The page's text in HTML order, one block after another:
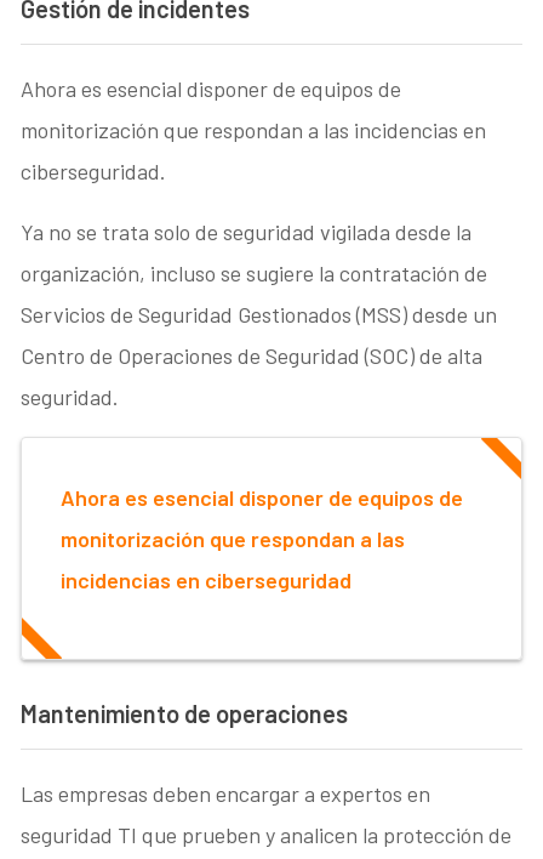
Gestión de incidentes
Ahora es esencial disponer de equipos de
monitorización que respondan a las incidencias en
ciberseguridad.
Ya no se trata solo de seguridad vigilada desde la
organización, incluso se sugiere la contratación de
Servicios de Seguridad Gestionados (MSS) desde un
Centro de Operaciones de Seguridad (SOC) de alta
seguridad.
Ahora es esencial disponer de equipos de
monitorización que respondan a las
incidencias en ciberseguridad
Mantenimiento de operaciones
Las empresas deben encargar a expertos en
seguridad TI que prueben y analicen la protección de